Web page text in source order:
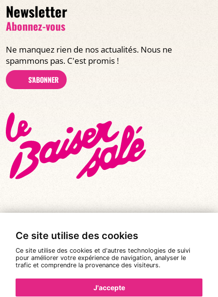
Ce site utilise des cookies
Ce site utilise des cookies et d'autres technologies de suivi
pour améliorer votre expérience de navigation, analyser le
trafic et comprendre la provenance des visiteurs.
J'accepte
Newsletter
Abonnez-vous
Ne manquez rien de nos actualités. Nous ne
spammons pas. C'est promis !
S'ABONNER
Mentions légales
Politique de confidentialité